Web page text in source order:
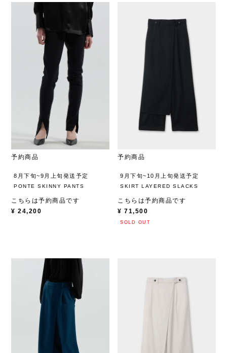
予約商品
8月下旬~9月上旬発送予定
PONTE SKINNY PANTS
こちらは予約商品です
¥ 24,200
予約商品
9月下旬~10月上旬発送予定
SKIRT LAYERED SLACKS
こちらは予約商品です
¥ 71,500